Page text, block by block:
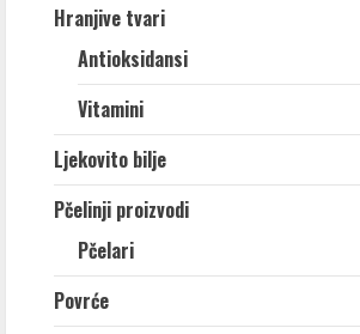
Hranjive tvari
Antioksidansi
Vitamini
Ljekovito bilje
Pčelinji proizvodi
Pčelari
Povrće